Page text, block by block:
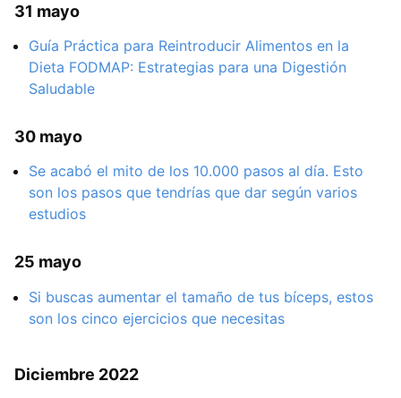
31 mayo
Guía Práctica para Reintroducir Alimentos en la
Dieta FODMAP: Estrategias para una Digestión
Saludable
30 mayo
Se acabó el mito de los 10.000 pasos al día. Esto
son los pasos que tendrías que dar según varios
estudios
25 mayo
Si buscas aumentar el tamaño de tus bíceps, estos
son los cinco ejercicios que necesitas
Diciembre 2022